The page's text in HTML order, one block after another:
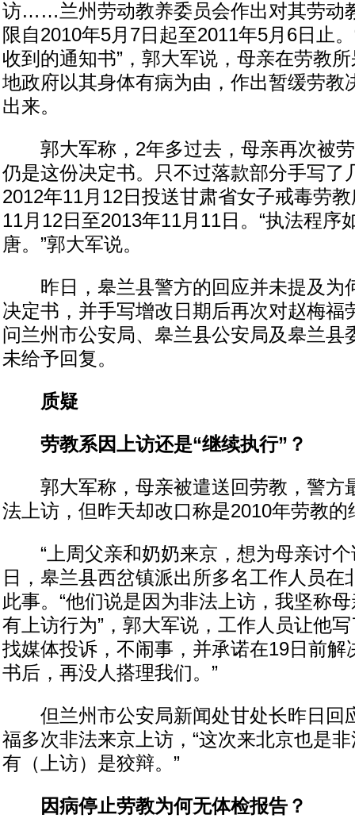
访……兰州劳动教养委员会作出对其劳动
限自2010年5月7日起至2011年5月6日止
收到的通知书”，郭大军说，母亲在劳教
地政府以其身体有病为由，作出暂缓劳教
出来。
郭大军称，2年多过去，母亲再次被劳
仍是这份决定书。只不过落款部分手写了
2012年11月12日投送甘肃省女子戒毒劳
11月12日至2013年11月11日。“执法程序
唐。”郭大军说。
昨日，皋兰县警方的回应并未提及为
决定书，并手写增改日期后再次对赵梅福
问兰州市公安局、皋兰县公安局及皋兰县
未给予回复。
质疑
劳教系因上访还是“继续执行”？
郭大军称，母亲被遣送回劳教，警方
法上访，但昨天却改口称是2010年劳教的
“上周父亲和奶奶来京，想为母亲讨个
日，皋兰县西岔镇派出所多名工作人员在
此事。“他们说是因为非法上访，我坚称
有上访行为”，郭大军说，工作人员让他
找媒体投诉，不闹事，并承诺在19日前解
书后，再没人搭理我们。”
但兰州市公安局新闻处甘处长昨日回
福多次非法来京上访，“这次来北京也是
有（上访）是狡辩。”
因病停止劳教为何无体检报告？